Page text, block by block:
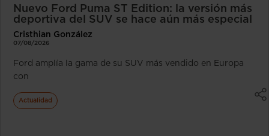
Nuevo Ford Puma ST Edition: la versión más
deportiva del SUV se hace aún más especial
Cristhian González
07/08/2026
Ford amplía la gama de su SUV más vendido en Europa
con
Actualidad